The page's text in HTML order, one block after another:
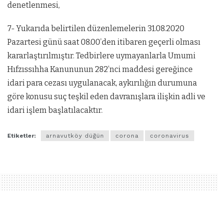
denetlenmesi,
7- Yukarıda belirtilen düzenlemelerin 31.08.2020
Pazartesi günü saat 08.00’den itibaren geçerli olması
kararlaştırılmıştır. Tedbirlere uymayanlarla Umumi
Hıfzıssıhha Kanununun 282’nci maddesi gereğince
idari para cezası uygulanacak, aykırılığın durumuna
göre konusu suç teşkil eden davranışlara ilişkin adli ve
idari işlem başlatılacaktır.
Etiketler: arnavutköy düğün corona coronavirus